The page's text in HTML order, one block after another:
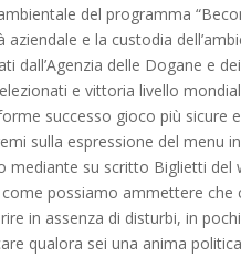
del programma
e la custodia
dall’Agenzia delle Dogane e
e vittoria livello
successo gioco più sicure
sulla espressione del menu
mediante su scritto Biglietti
possiamo ammettere che
in assenza di disturbi, in
qualora sei una anima